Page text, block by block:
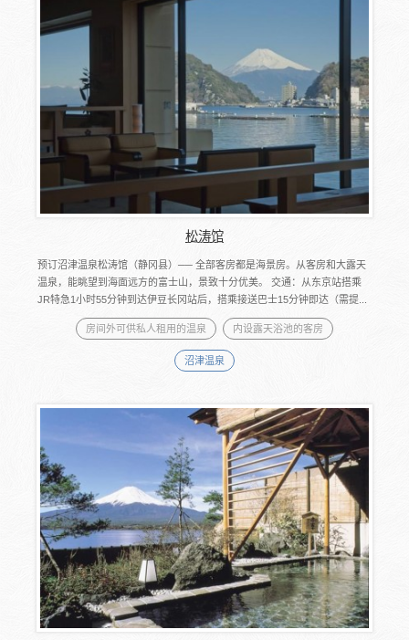
松涛馆
预订沼津温泉松涛馆（静冈县）── 全部客房都是海景房。从客房和大露天
温泉，能眺望到海面远方的富士山，景致十分优美。 交通：从东京站搭乘
JR特急1小时55分钟到达伊豆长冈站后，搭乘接送巴士15分钟即达（需提...
房间外可供私人租用的温泉 内设露天浴池的客房
沼津温泉